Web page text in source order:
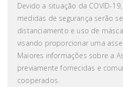
Devido a situação da COVID-
medidas de segurança serão
distanciamento e uso de
visando proporcionar uma
Maiores informações sobre a
previamente fornecidas e
cooperados.